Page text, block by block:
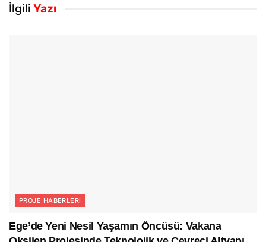
İlgili Yazı
PROJE HABERLERI
Ege’de Yeni Nesil Yaşamın Öncüsü: Vakana